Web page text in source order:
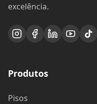
excelência.
Produtos
Pisos